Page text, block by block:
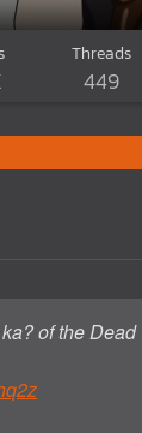
Threads
449
ka? of the